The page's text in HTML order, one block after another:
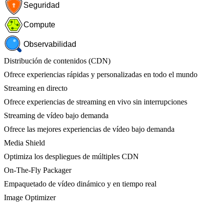
Seguridad
Compute
Observabilidad
Distribución de contenidos (CDN)
Ofrece experiencias rápidas y personalizadas en todo el mundo
Streaming en directo
Ofrece experiencias de streaming en vivo sin interrupciones
Streaming de vídeo bajo demanda
Ofrece las mejores experiencias de vídeo bajo demanda
Media Shield
Optimiza los despliegues de múltiples CDN
On-The-Fly Packager
Empaquetado de vídeo dinámico y en tiempo real
Image Optimizer